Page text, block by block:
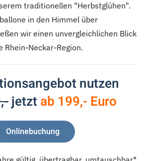
traditionellen "Herbstglühen".
in den Himmel über
wir einen unvergleichlichen Blick
Rhein-Neckar-Region.
nutzen
jetzt ab 199,- Euro
Onlinebuchung